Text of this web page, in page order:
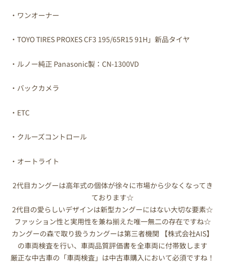
・ワンオーナー
・TOYO TIRES PROXES CF3 195/65R15 91H」新品タイヤ
・ルノー純正 Panasonic製：CN-1300VD
・バックカメラ
・ETC
・クルーズコントロール
・オートライト
2代目カングーは高年式の個体が徐々に市場から少なくなってき
ております☆
2代目の愛らしいデザインは新型カングーにはない大切な要素☆
ファッション性と実用性を兼ね揃えた唯一無二の存在ですね☆
カングーの森で取り扱うカングーは第三者機関 【株式会社AIS】
の車両検査を行い、車両品質評価書を全車両に付帯致します
厳正な中古車の「車両検査」は中古車購入において必須ですね！